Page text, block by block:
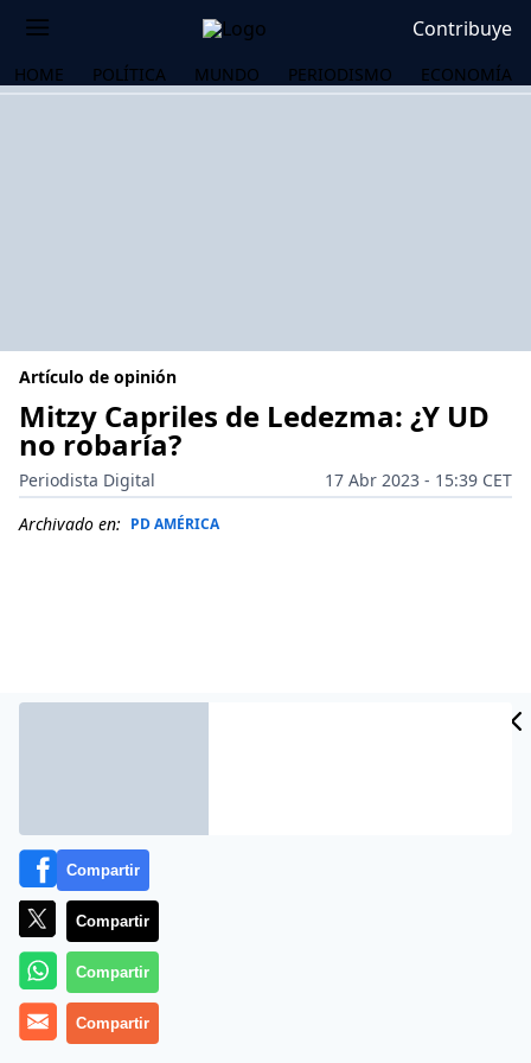
Contribuye
HOME POLÍTICA MUNDO PERIODISMO ECONOMÍA
Artículo de opinión
Mitzy Capriles de Ledezma: ¿Y UD
no robaría?
Periodista Digital
17 Abr 2023 - 15:39 CET
Archivado en: PD AMÉRICA
Más información
Compartir
Compartir
Compartir
Compartir